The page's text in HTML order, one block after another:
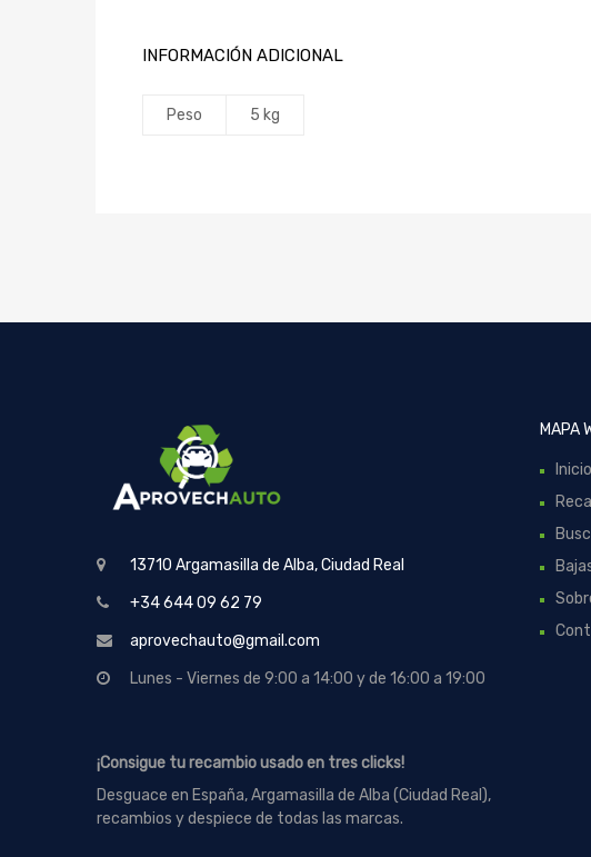
INFORMACIÓN ADICIONAL
Peso 5 kg
13710 Argamasilla de Alba, Ciudad Real
+34 644 09 62 79
aprovechauto@gmail.com
Lunes - Viernes de 9:00 a 14:00 y de 16:00 a 19:00
¡Consigue tu recambio usado en tres clicks!
Desguace en España, Argamasilla de Alba (Ciudad Real),
recambios y despiece de todas las marcas.
MAPA
Inicio